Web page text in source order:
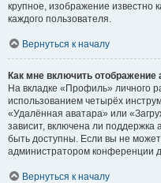
крупное, изображение известно
каждого пользователя.
Вернуться к началу
Как мне включить отображение
На вкладке «Профиль» личного
использованием четырёх
«Удалённая аватара» или
зависит, включена ли поддержка
быть доступны. Если вы не
администратором конференции
Вернуться к началу